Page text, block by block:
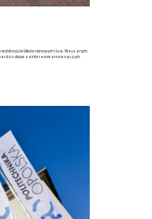
krótkoterminowych i tzw. Mieszanych
bardzo dużym zainteresowaniem naszych